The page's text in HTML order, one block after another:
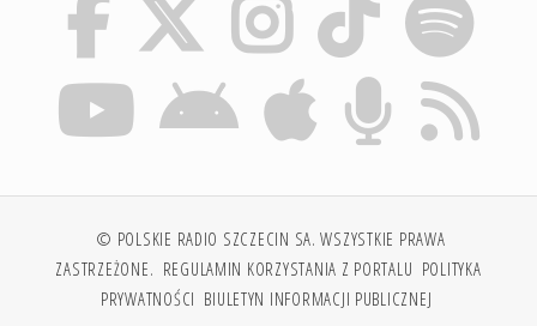
© POLSKIE RADIO SZCZECIN SA. WSZYSTKIE PRAWA
ZASTRZEŻONE. REGULAMIN KORZYSTANIA Z PORTALU POLITYKA
PRYWATNOŚCI BIULETYN INFORMACJI PUBLICZNEJ